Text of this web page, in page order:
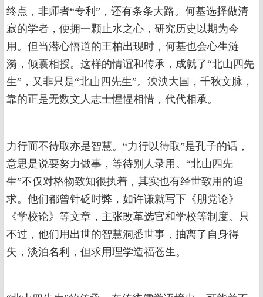
终点，非师者“专利”，还有条条大路。何基选择做清
寂的学者，便拥一颗止水之心，研究历史以期为今
用。但当潜心悟道的王柏出现时，何基也会心生涟
漪，倾囊相授。这样的情谊和传承，成就了“北山四先
生”，又非只是“北山四先生”。泱泱大国，千秋文脉，
靠的正是无数文人志士惺惺相惜，代代相承。
力行而不待取亦是智慧。“力行以待取”是孔子的话，
意思是说要努力做事，等待别人录用。“北山四先
生”不仅对格物致知很执着，其实也有经世致用的追
求。他们都曾针砭时弊，如许谦就写下《朋党论》
《学校论》等文章，主张改革选官和学校等制度。只
不过，他们用出世的智慧洞悉世事，抽离了自身得
失，淡泊名利，但求用理学造福苍生。